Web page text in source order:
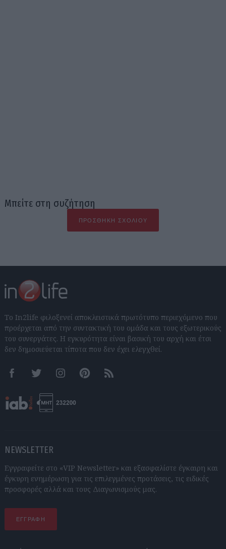
Μπείτε στη συζήτηση
ΠΡΟΣΘΉΚΗ ΣΧΟΛΊΟΥ
Το In2life φιλοξενεί αποκλειστικά πρωτότυπο περιεχόμενο που
προέρχεται από την συντακτική του ομάδα και τους εξωτερικούς
του συνεργάτες. Η εγκυρότητα είναι βασική του αρχή και έτσι
δεν δημοσιεύεται τίποτα που δεν έχει ελεγχθεί.
FacebookTwitter InstagramPinterestRSS feeds
NEWSLETTER
Εγγραφείτε στο «VIP Newsletter» και εξασφαλίστε έγκαιρη και
έγκυρη ενημέρωση για τις επιλεγμένες προτάσεις, τις ειδικές
προσφορές αλλά και τους Διαγωνισμούς μας.
ΕΓΓΡΑΦΗ